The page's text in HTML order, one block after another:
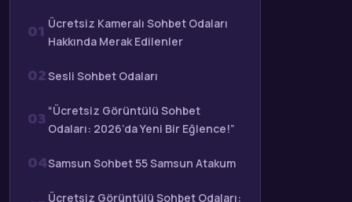
01 Ücretsiz Kameralı Sohbet Odaları
Hakkında Merak Edilenler
02Sesli Sohbet Odaları
03 “Ücretsiz Görüntülü Sohbet
Odaları: 2026’da Yeni Bir Eğlence!”
04Samsun Sohbet 55 Samsun Atakum
Ücretsiz Görüntülü Sohbet Odaları: